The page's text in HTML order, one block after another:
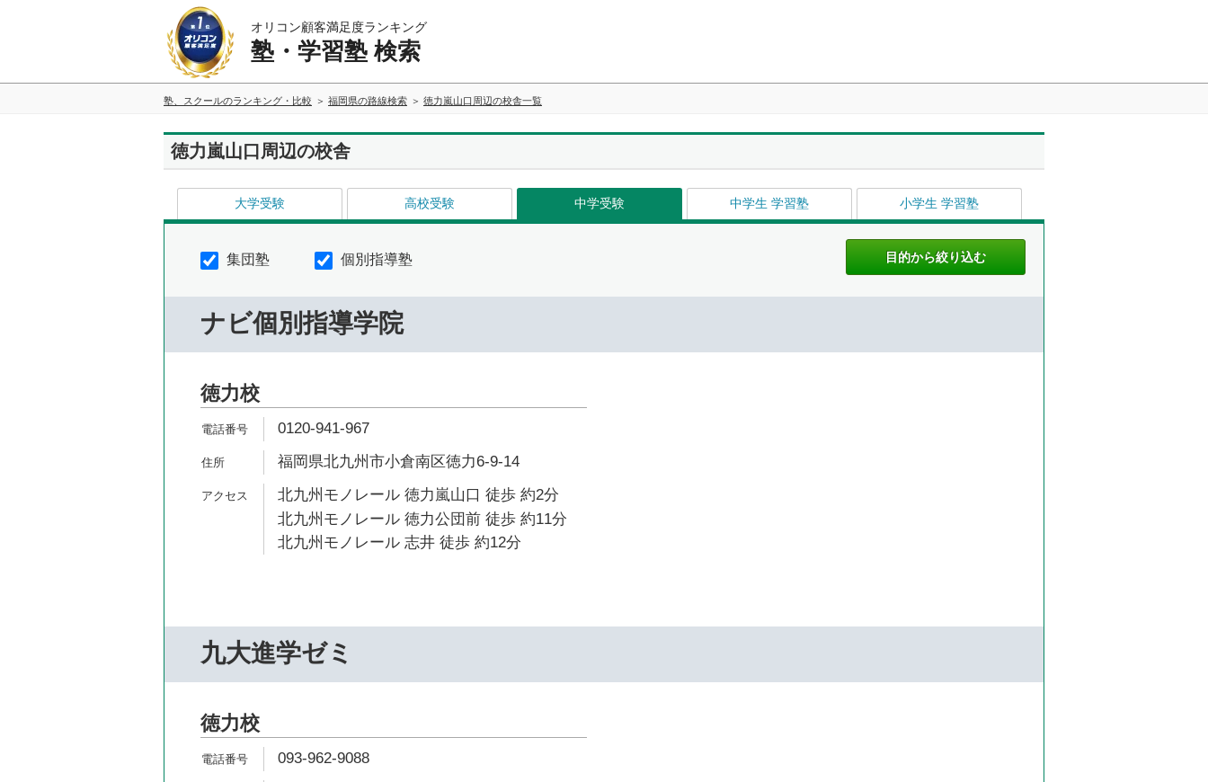
オリコン顧客満足度ランキング
塾・学習塾 検索
塾、スクールのランキング・比較 福岡県の路線検索 徳力嵐山口周辺の校舎一覧
徳力嵐山口周辺の校舎
大学受験 高校受験 中学受験 中学生 学習塾 小学生 学習塾
集団塾 個別指導塾
ナビ個別指導学院
徳力校
0120-941-967
福岡県北九州市小倉南区徳力6-9-14
北九州モノレール 徳力嵐山口 徒歩 約2分
北九州モノレール 徳力公団前 徒歩 約11分
北九州モノレール 志井 徒歩 約12分
九大進学ゼミ
徳力校
093-962-9088